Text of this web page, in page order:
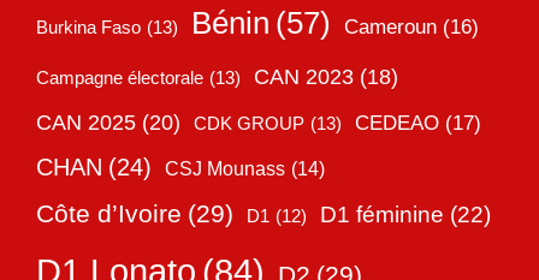
Burkina Faso (13) Bénin (57) Cameroun (16)
Campagne électorale (13) CAN 2023 (18)
CAN 2025 (20) CDK GROUP (13) CEDEAO (17)
CHAN (24) CSJ Mounass (14)
Côte d’Ivoire (29) D1 (12) D1 féminine (22)
D1 Lonato (84)